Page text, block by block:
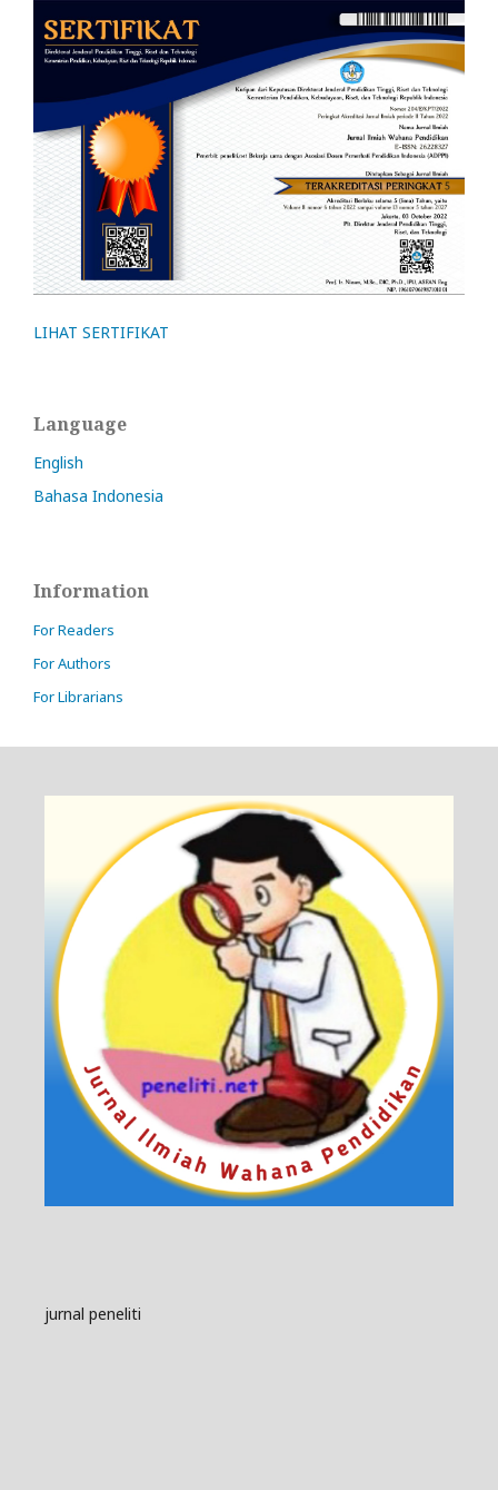
LIHAT SERTIFIKAT
Language
English
Bahasa Indonesia
Information
For Readers
For Authors
For Librarians
jurnal peneliti